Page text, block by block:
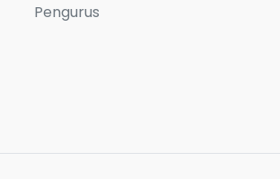
Pengurus